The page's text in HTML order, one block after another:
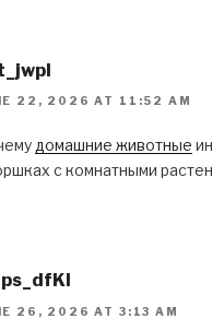
22, 2026 AT 11:52 AM
домашние животные
с комнатными
26, 2026 AT 3:13 AM